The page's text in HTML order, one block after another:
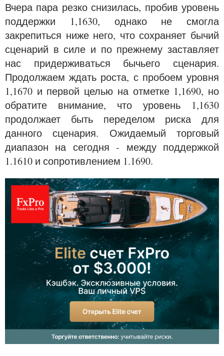
Вчера пара резко снизилась, пробив уровень
поддержки 1,1630, однако не смогла
закрепиться ниже него, что сохраняет бычий
сценарий в силе и по прежнему заставляет
нас придерживаться бычьего сценария.
Продолжаем ждать роста, с пробоем уровня
1,1670 и первой целью на отметке 1,1690, но
обратите внимание, что уровень 1,1630
продолжает быть переделом риска для
данного сценария. Ожидаемый торговый
диапазон на сегодня - между поддержкой
1.1610 и сопротивлением 1.1690.